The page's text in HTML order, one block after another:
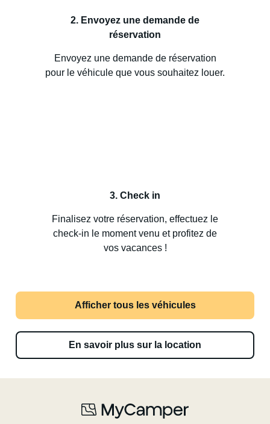
2. Envoyez une demande de
réservation
Envoyez une demande de réservation
pour le véhicule que vous souhaitez louer.
3. Check in
Finalisez votre réservation, effectuez le
check-in le moment venu et profitez de
vos vacances !
Afficher tous les véhicules
En savoir plus sur la location